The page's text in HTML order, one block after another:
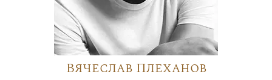
Вячеслав Плеханов